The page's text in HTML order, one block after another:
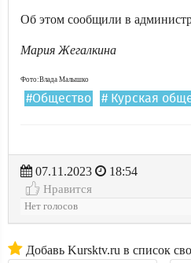
Об этом сообщили в
Мария Жегалкина
Фото:Влада Малышко
#Общество # Курская
07.11.2023
18:54
Нравится
Нет голосов
Добавь Kursktv.ru в список